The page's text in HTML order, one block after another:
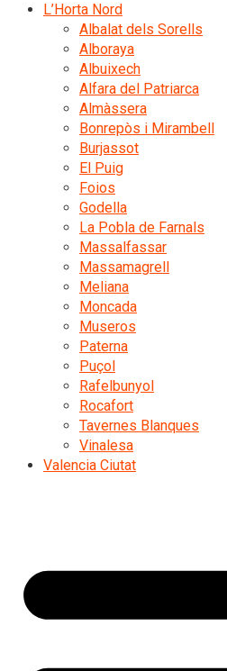
L’Horta Nord
Albalat dels Sorells
Alboraya
Albuixech
Alfara del Patriarca
Almàssera
Bonrepòs i Mirambell
Burjassot
El Puig
Foios
Godella
La Pobla de Farnals
Massalfassar
Massamagrell
Meliana
Moncada
Museros
Paterna
Puçol
Rafelbunyol
Rocafort
Tavernes Blanques
Vinalesa
Valencia Ciutat